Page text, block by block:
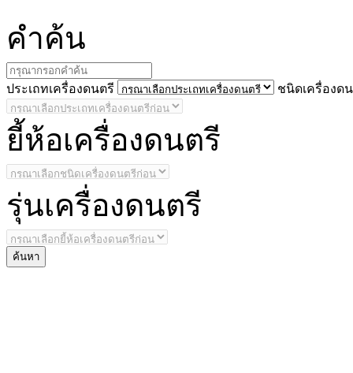
คำค้น
ประเถทเครื่องดนตรี ชนิดเครื่องด
ยี้ห้อเครื่องดนตรี
รุ่นเครื่องดนตรี